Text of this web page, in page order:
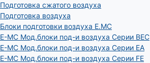
Подготовка сжатого воздуха
Подготовка воздуха
Блоки подготовки воздуха E.MC
E-MC Мод.блоки под-и воздуха Серии BEC
E-MC Мод.блоки под-и воздуха Серии EA
E-MC Мод.блоки под-и воздуха Серии FE